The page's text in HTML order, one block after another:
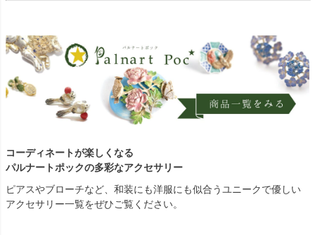
コーディネートが楽しくなる
パルナートポックの多彩なアクセサリー
ピアスやブローチなど、和装にも洋服にも似合うユニークで優しい
アクセサリー一覧をぜひご覧ください。